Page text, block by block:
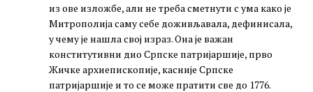
из ове изложбе, али не треба сметнути с ума како је
Митрополија саму себе доживљавала, дефинисала,
у чему је нашла свој израз. Она је важан
конститутивни дио Српске патријаршије, прво
Жичке архиепископије, касније Српске
патријаршије и то се може пратити све до 1776.